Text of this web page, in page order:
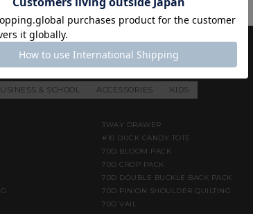
& SCHOOL ACCESSORIES KIDS
3WAY DRAWER
#10 DUCK CANDY TOTE
70D BLOOM PACK
70D CROP PACK
70D DOUBLE BUCKLE BACK PACK
70D PINION SHOULDER QUILTING
70D VAIL